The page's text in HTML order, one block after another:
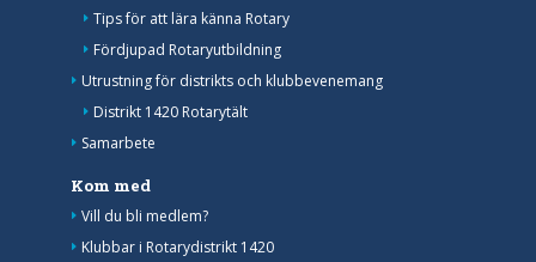
Tips för att lära känna Rotary
Fördjupad Rotaryutbildning
Utrustning för distrikts och klubbevenemang
Distrikt 1420 Rotarytält
Samarbete
Kom med
Vill du bli medlem?
Klubbar i Rotarydistrikt 1420